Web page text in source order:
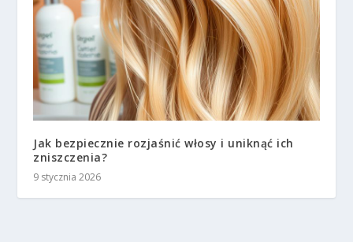
Jak bezpiecznie rozjaśnić włosy i uniknąć ich
zniszczenia?
9 stycznia 2026